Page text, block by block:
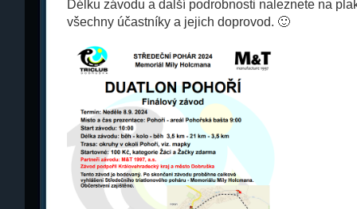
Délku závodu a další podrobnosti naleznete na
všechny účastníky a jejich doprovod. 🙂